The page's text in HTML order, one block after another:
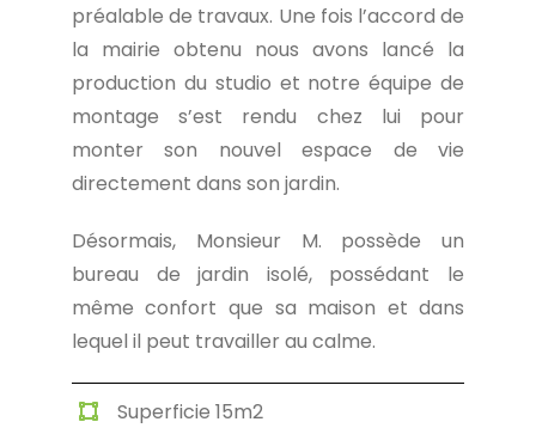
préalable de travaux. Une fois l’accord de
la mairie obtenu nous avons lancé la
production du studio et notre équipe de
montage s’est rendu chez lui pour
monter son nouvel espace de vie
directement dans son jardin.
Désormais, Monsieur M. possède un
bureau de jardin isolé, possédant le
même confort que sa maison et dans
lequel il peut travailler au calme.
Superficie 15m2